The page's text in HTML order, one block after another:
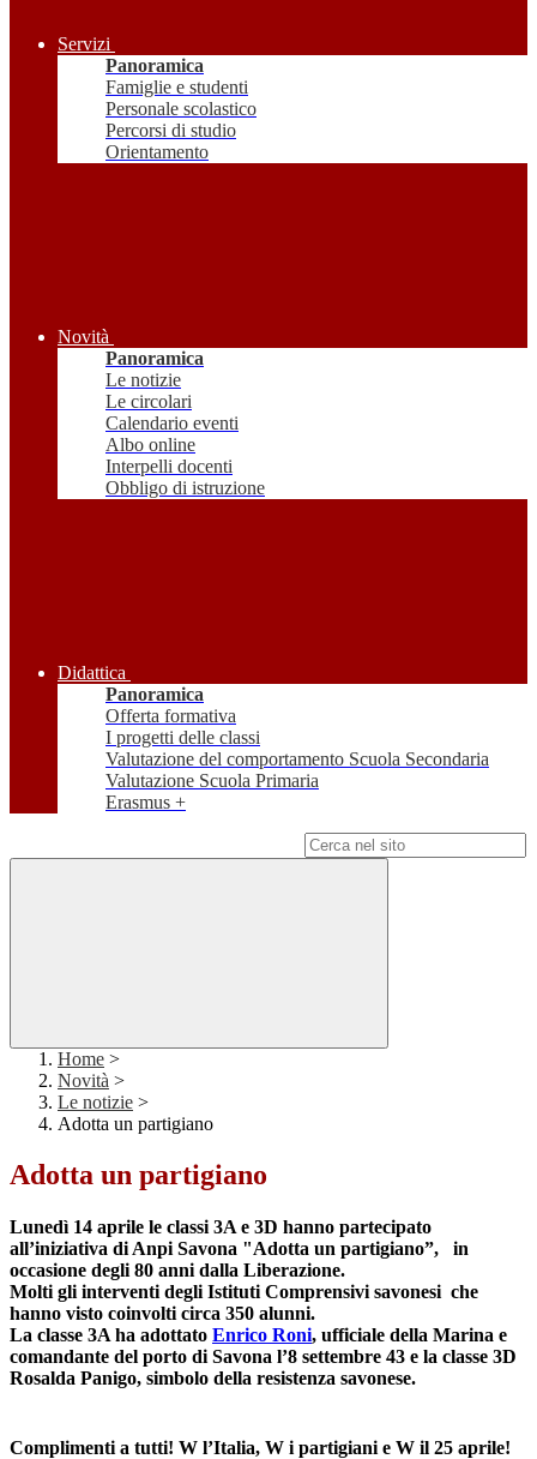
Servizi
Panoramica
Famiglie e studenti
Personale scolastico
Percorsi di studio
Orientamento
Novità
Panoramica
Le notizie
Le circolari
Calendario eventi
Albo online
Interpelli docenti
Obbligo di istruzione
Didattica
Panoramica
Offerta formativa
I progetti delle classi
Valutazione del comportamento Scuola Secondaria
Valutazione Scuola Primaria
Erasmus +
Home >
Novità >
Le notizie >
Adotta un partigiano
Adotta un partigiano
Lunedì 14 aprile le classi 3A e 3D hanno partecipato
all’iniziativa di Anpi Savona "Adotta un partigiano”, in
occasione degli 80 anni dalla Liberazione.
Molti gli interventi degli Istituti Comprensivi savonesi che
hanno visto coinvolti circa 350 alunni.
La classe 3A ha adottato Enrico Roni, ufficiale della Marina e
comandante del porto di Savona l’8 settembre 43 e la classe 3D
Rosalda Panigo, simbolo della resistenza savonese.
Complimenti a tutti! W l’Italia, W i partigiani e W il 25 aprile!